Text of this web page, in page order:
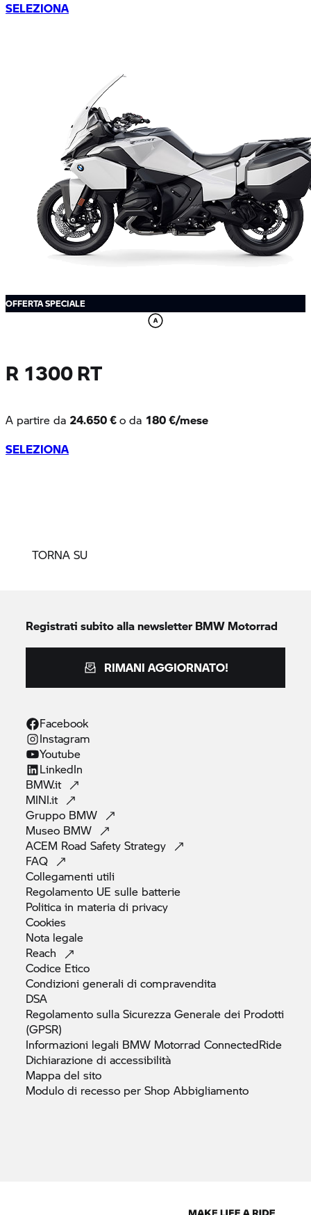
TORNA SU
Registrati subito alla newsletterBMW Motorrad
RIMANI AGGIORNATO!
Facebook
Instagram
Youtube
LinkedIn
BMW.it
MINI.it
Gruppo BMW
Museo BMW
ACEM Road SafetyStrategy
FAQ
Collegamenti utili
Regolamento UE sulle batterie
Politica in materia di privacy
Cookies
Nota legale
Reach
Codice Etico
Condizioni generali dicompravendita
DSA
Regolamento sulla Sicurezza Generale dei Prodotti
(GPSR)
Informazioni legali BMW Motorrad ConnectedRide
Dichiarazione diaccessibilità
Mappa delsito
Modulo di recesso per ShopAbbigliamento